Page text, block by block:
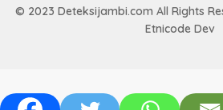
© 2023 Deteksijambi.com All Rights
Etnicode Dev